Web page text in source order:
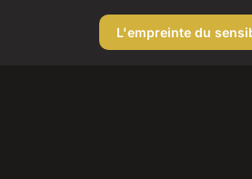
L'empreinte du